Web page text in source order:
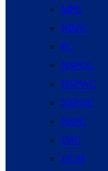
MPC
NRPC
PC
NSPCC
NSPWC
NSPNC
NSPC
JMC
JICM